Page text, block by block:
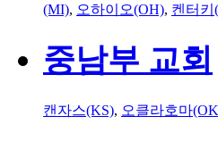
(MI), 오하이오(OH), 켄터
중남부 교회
캔자스(KS), 오클라호마